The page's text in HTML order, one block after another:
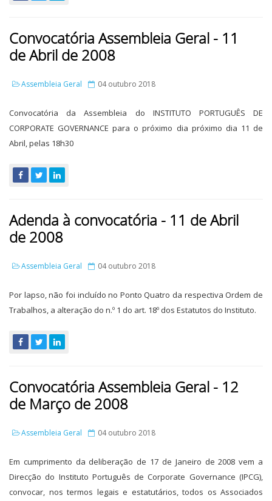
Convocatória Assembleia Geral - 11
de Abril de 2008
Assembleia Geral 04 outubro 2018
Convocatória da Assembleia do INSTITUTO PORTUGUÊS DE
CORPORATE GOVERNANCE para o próximo dia próximo dia 11 de
Abril, pelas 18h30
Adenda à convocatória - 11 de Abril
de 2008
Assembleia Geral 04 outubro 2018
Por lapso, não foi incluído no Ponto Quatro da respectiva Ordem de
Trabalhos, a alteração do n.º 1 do art. 18º dos Estatutos do Instituto.
Convocatória Assembleia Geral - 12
de Março de 2008
Assembleia Geral 04 outubro 2018
Em cumprimento da deliberação de 17 de Janeiro de 2008 vem a
Direcção do Instituto Português de Corporate Governance (IPCG),
convocar, nos termos legais e estatutários, todos os Associados